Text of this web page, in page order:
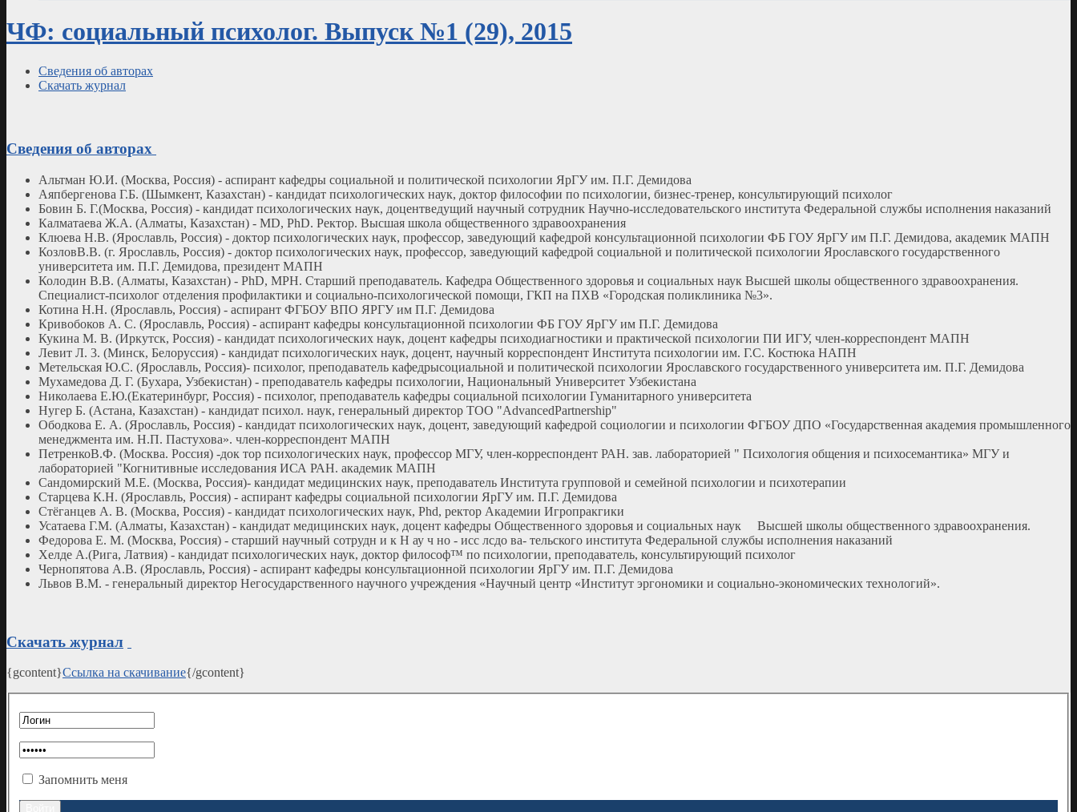
ЧФ: социальный психолог. Выпуск №1 (29), 2015
Сведения об авторах
Скачать журнал
Сведения об авторах
Альтман Ю.И. (Москва, Россия) - аспирант кафедры социальной и политической психологии ЯрГУ им. П.Г. Демидова
Аяпбергенова Г.Б. (Шымкент, Казахстан) - кандидат психологических наук, доктор философии по психологии, бизнес-тренер, консультирующий психолог
Бовин Б. Г.(Москва, Россия) - кандидат психологических наук, доцентведущий научный сотрудник Научно-исследовательского института Федеральной службы исполнения наказаний
Калматаева Ж.А. (Алматы, Казахстан) - MD, PhD. Ректор. Высшая школа общественного здравоохранения
Клюева Н.В. (Ярославль, Россия) - доктор психологических наук, профессор, заведующий кафедрой консультационной психологии ФБ ГОУ ЯрГУ им П.Г. Демидова, академик МАПН
КозловВ.В. (г. Ярославль, Россия) - доктор психологических наук, профессор, заведующий кафедрой социальной и политической психологии Ярославского государственного
университета им. П.Г. Демидова, президент МАПН
Колодин В.В. (Алматы, Казахстан) - PhD, МРН. Старший преподаватель. Кафедра Общественного здоровья и социальных наук Высшей школы общественного здравоохранения.
Специалист-психолог отделения профилактики и социально-психологической помощи, ГКП на ПХВ «Городская поликлиника №3».
Котина Н.Н. (Ярославль, Россия) - аспирант ФГБОУ ВПО ЯРГУ им П.Г. Демидова
Кривобоков А. С. (Ярославль, Россия) - аспирант кафедры консультационной психологии ФБ ГОУ ЯрГУ им П.Г. Демидова
Кукина М. В. (Иркутск, Россия) - кандидат психологических наук, доцент кафедры психодиагностики и практической психологии ПИ ИГУ, член-корреспондент МАПН
Левит Л. 3. (Минск, Белоруссия) - кандидат психологических наук, доцент, научный корреспондент Института психологии им. Г.С. Костюка НАПН
Метельская Ю.С. (Ярославль, Россия)- психолог, преподаватель кафедрысоциальной и политической психологии Ярославского государственного университета им. П.Г. Демидова
Мухамедова Д. Г. (Бухара, Узбекистан) - преподаватель кафедры психологии, Национальный Университет Узбекистана
Николаева Е.Ю.(Екатеринбург, Россия) - психолог, преподаватель кафедры социальной психологии Гуманитарного университета
Нугер Б. (Астана, Казахстан) - кандидат психол. наук, генеральный директор ТОО "AdvancedPartnership"
Ободкова Е. А. (Ярославль, Россия) - кандидат психологических наук, доцент, заведующий кафедрой социологии и психологии ФГБОУ ДПО «Государственная академия промышленного
менеджмента им. Н.П. Пастухова». член-корреспондент МАПН
ПетренкоВ.Ф. (Москва. Россия) -док тор психологических наук, профессор МГУ, член-корреспондент РАН. зав. лабораторией " Психология общения и психосемантика» МГУ и
лабораторией "Когнитивные исследования ИСА РАН. академик МАПН
Сандомирский М.Е. (Москва, Россия)- кандидат медицинских наук, преподаватель Института групповой и семейной психологии и психотерапии
Старцева К.Н. (Ярославль, Россия) - аспирант кафедры социальной психологии ЯрГУ им. П.Г. Демидова
Стёганцев А. В. (Москва, Россия) - кандидат психологических наук, Phd, ректор Академии Игропракгики
Усатаева Г.М. (Алматы, Казахстан) - кандидат медицинских наук, доцент кафедры Общественного здоровья и социальных наук Высшей школы общественного здравоохранения.
Федорова Е. М. (Москва, Россия) - старший научный сотрудн и к Н ау ч но - исс лсдо ва- тельского института Федеральной службы исполнения наказаний
Хелде А.(Рига, Латвия) - кандидат психологических наук, доктор философ™ по психологии, преподаватель, консультирующий психолог
Чернопятова А.В. (Ярославль, Россия) - аспирант кафедры консультационной психологии ЯрГУ им. П.Г. Демидова
Львов В.М. - генеральный директор Негосударственного научного учреждения «Научный центр «Институт эргономики и социально-экономических технологий».
Скачать журнал
{gcontent}Ссылка на скачивание{/gcontent}
Запомнить меня